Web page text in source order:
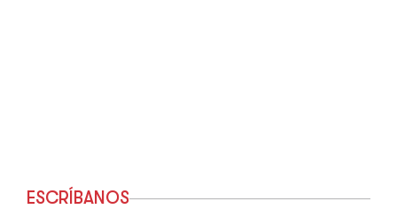
ESCRÍBANOS